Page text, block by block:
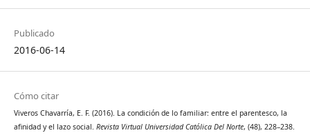
Publicado
2016-06-14
Cómo citar
Viveros Chavarría, E. F. (2016). La condición de lo familiar: entre el parentesco, la
afinidad y el lazo social. Revista Virtual Universidad Católica Del Norte, (48), 228–238.